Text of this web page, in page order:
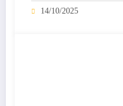
14/10/2025